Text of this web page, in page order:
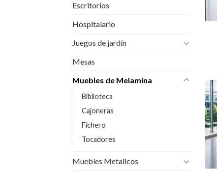
Escritorios
Hospitalario
Juegos de jardín
Mesas
Muebles de Melamina
Biblioteca
Cajoneras
Fichero
Tocadores
Muebles Metalicos